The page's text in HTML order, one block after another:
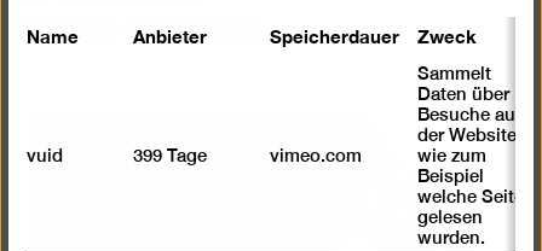
Hannah-Höch-Preis
Name Anbieter Speicherdauer Zweck
vuid 399 Tage vimeo.com
Sammelt
Daten über
Besuche auf
der Website,
wie zum
Beispiel
welche Seiten
gelesen
wurden.